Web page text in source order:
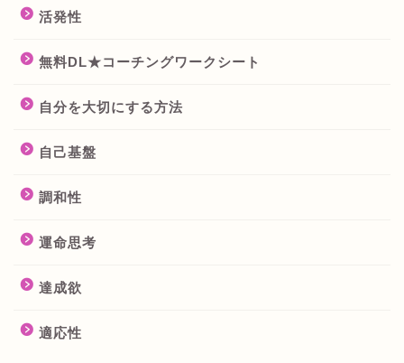
活発性
無料DL★コーチングワークシート
自分を大切にする方法
自己基盤
調和性
運命思考
達成欲
適応性